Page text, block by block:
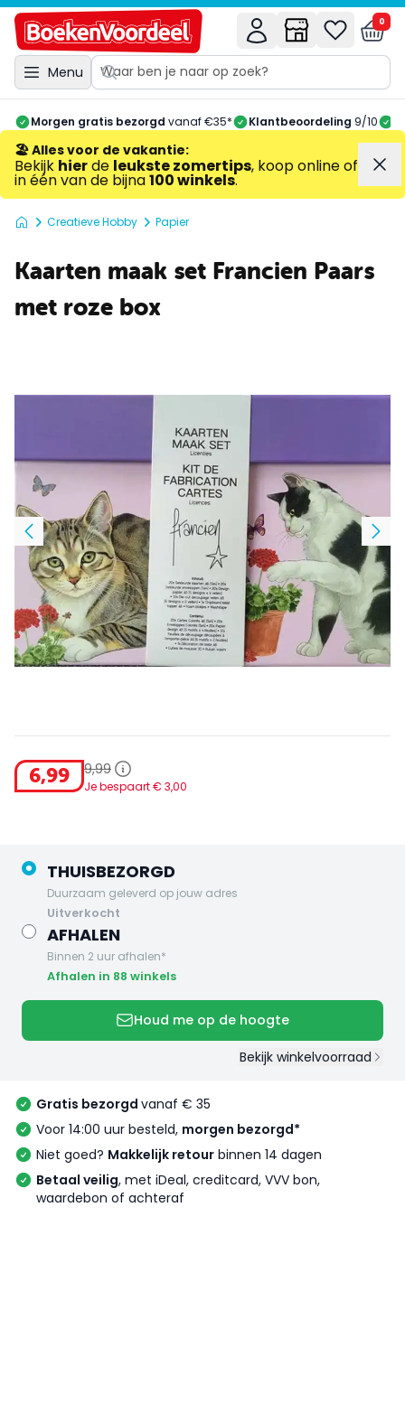
Menu
0
Morgen gratis bezorgd vanaf €35* Klantbeoordeling 9/10
🏖️ Alles voor de vakantie:
Bekijk hierde leukste zomertips, koop online of
in één van de bijna100 winkels.
Creatieve Hobby Papier
Kaarten maak set Francien Paars
met roze box
6,99 9,99
Je bespaart € 3,00
THUISBEZORGD
Duurzaam geleverd op jouw adres
uitverkocht
AFHALEN
Binnen 2 uur afhalen*
Afhalen in 88 winkels
Houd me op de hoogte
Bekijk winkelvoorraad
Gratis bezorgd vanaf € 35
Voor 14:00 uur besteld, morgen bezorgd*
Niet goed? Makkelijk retour binnen 14 dagen
Betaal veilig, met iDeal, creditcard, VVV bon,
waardebon of achteraf